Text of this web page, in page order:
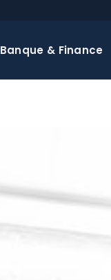
Banque & Finance